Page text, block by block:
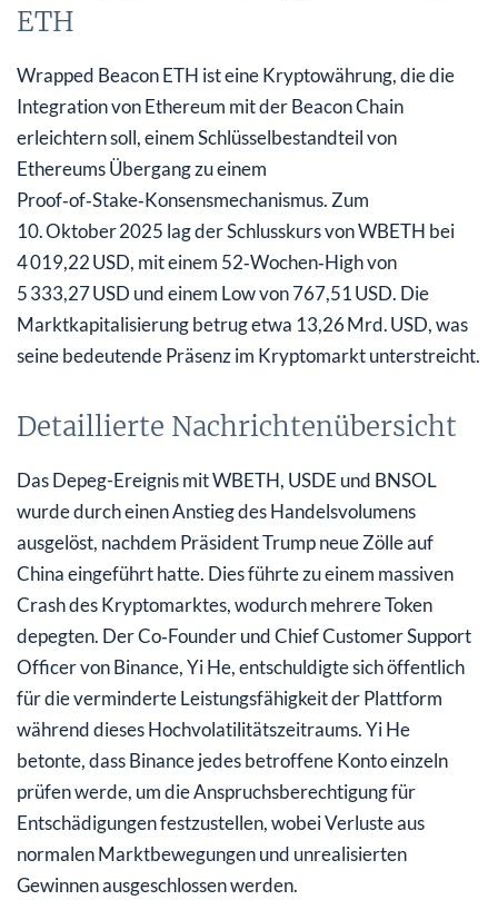
ETH
Wrapped Beacon ETH ist eine Kryptowährung, die die
Integration von Ethereum mit der Beacon Chain
erleichtern soll, einem Schlüsselbestandteil von
Ethereums Übergang zu einem
Proof‑of‑Stake‑Konsensmechanismus. Zum
10. Oktober 2025 lag der Schlusskurs von WBETH bei
4 019,22 USD, mit einem 52‑Wochen‑High von
5 333,27 USD und einem Low von 767,51 USD. Die
Marktkapitalisierung betrug etwa 13,26 Mrd. USD, was
seine bedeutende Präsenz im Kryptomarkt unterstreicht.
Detaillierte Nachrichtenübersicht
Das Depeg-Ereignis mit WBETH, USDE und BNSOL
wurde durch einen Anstieg des Handelsvolumens
ausgelöst, nachdem Präsident Trump neue Zölle auf
China eingeführt hatte. Dies führte zu einem massiven
Crash des Kryptomarktes, wodurch mehrere Token
depegten. Der Co‑Founder und Chief Customer Support
Officer von Binance, Yi He, entschuldigte sich öffentlich
für die verminderte Leistungsfähigkeit der Plattform
während dieses Hochvolatilitätszeitraums. Yi He
betonte, dass Binance jedes betroffene Konto einzeln
prüfen werde, um die Anspruchsberechtigung für
Entschädigungen festzustellen, wobei Verluste aus
normalen Marktbewegungen und unrealisierten
Gewinnen ausgeschlossen werden.